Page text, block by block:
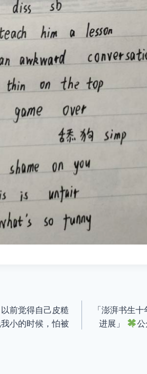
前觉得自己皮糙
小的时候，怕被
「澎湃书生
进展」